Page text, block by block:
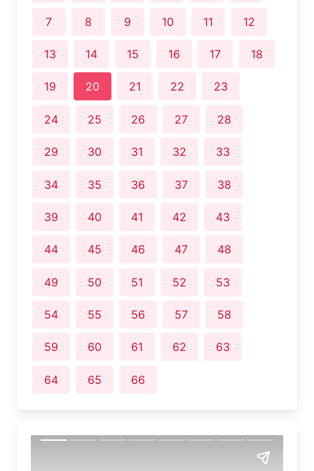
7 8 9 10 11 12
13 14 15 16 17 18
19 20 21 22 23
24 25 26 27 28
29 30 31 32 33
34 35 36 37 38
39 40 41 42 43
44 45 46 47 48
49 50 51 52 53
54 55 56 57 58
59 60 61 62 63
64 65 66